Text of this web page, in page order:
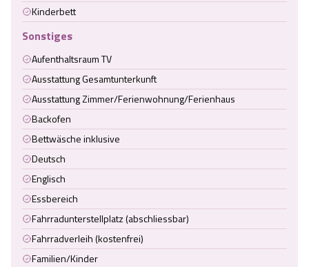
Kinderbett
Sonstiges
Aufenthaltsraum TV
Ausstattung Gesamtunterkunft
Ausstattung Zimmer/Ferienwohnung/Ferienhaus
Backofen
Bettwäsche inklusive
Deutsch
Englisch
Essbereich
Fahrradunterstellplatz (abschliessbar)
Fahrradverleih (kostenfrei)
Familien/Kinder